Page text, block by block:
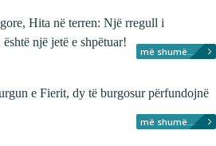
Hita në terren: Një rregull i
është një jetë e shpëtuar!
më shumë...
e Fierit, dy të burgosur përfundojnë
më shumë...